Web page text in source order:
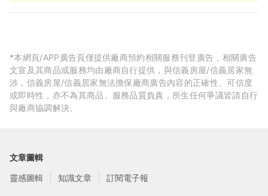
*本網頁/APP廣告頁僅提供廠商預約相關服務刊登廣告，相關廣告
文宣及其商品或服務均由廠商自行提供，與信義房屋/信義居家無
涉，信義房屋/信義居家無法擔保廠商廣告內容的正確性、可信度
或即時性，亦不為其商品、服務品質負責，所生任何爭議皆請自行
與廠商協調解決。
文章圖輯
靈感圖輯
知識文章 訂閱電子報